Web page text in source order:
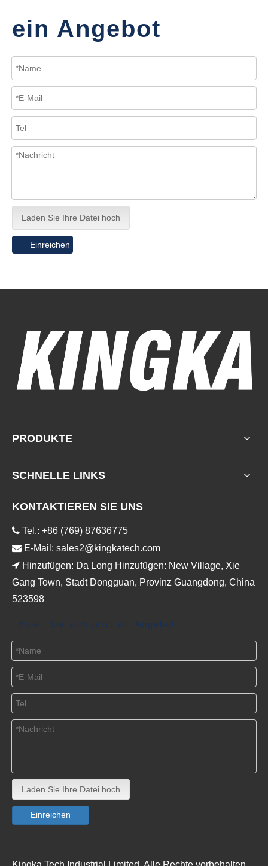
ein Angebot
Laden Sie Ihre Datei hoch
Einreichen
PRODUKTE
SCHNELLE LINKS
KONTAKTIEREN SIE UNS
 Tel.: +86 (769) 87636775
 E-Mail: sales2@kingkatech.com
 Hinzufügen: Da Long Hinzufügen: New Village, Xie
Gang Town, Stadt Dongguan, Provinz Guangdong, China
523598
Holen Sie sich jetzt ein Angebot
Laden Sie Ihre Datei hoch
Einreichen